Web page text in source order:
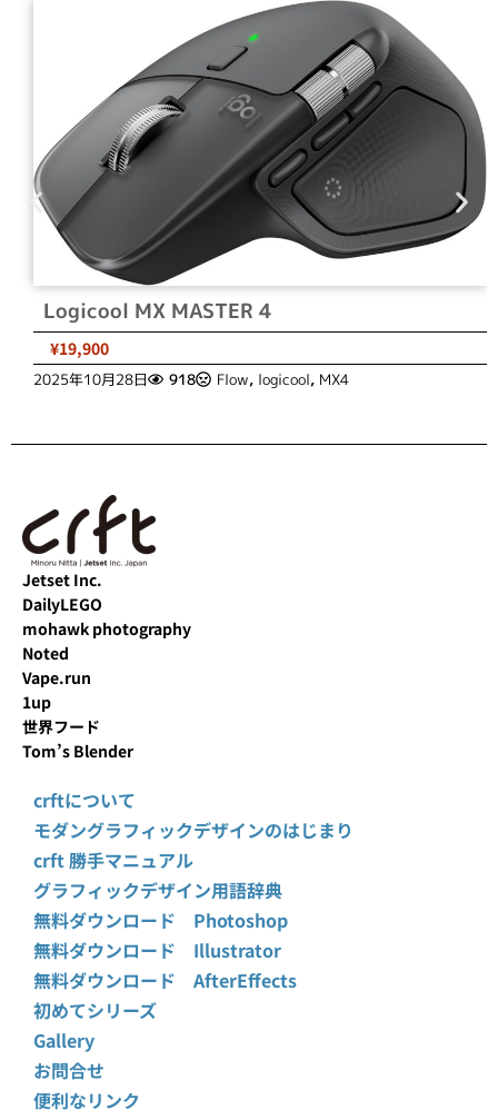
Logicool MX MASTER 4
¥19,900
2025年10月28日 918 Flow, logicool, MX4
Jetset Inc.
DailyLEGO
mohawk photography
Noted
Vape.run
1up
世界フード
Tom’s Blender
crftについて
モダングラフィックデザインのはじまり
crft 勝手マニュアル
グラフィックデザイン用語辞典
無料ダウンロード Photoshop
無料ダウンロード Illustrator
無料ダウンロード AfterEffects
初めてシリーズ
Gallery
お問合せ
便利なリンク